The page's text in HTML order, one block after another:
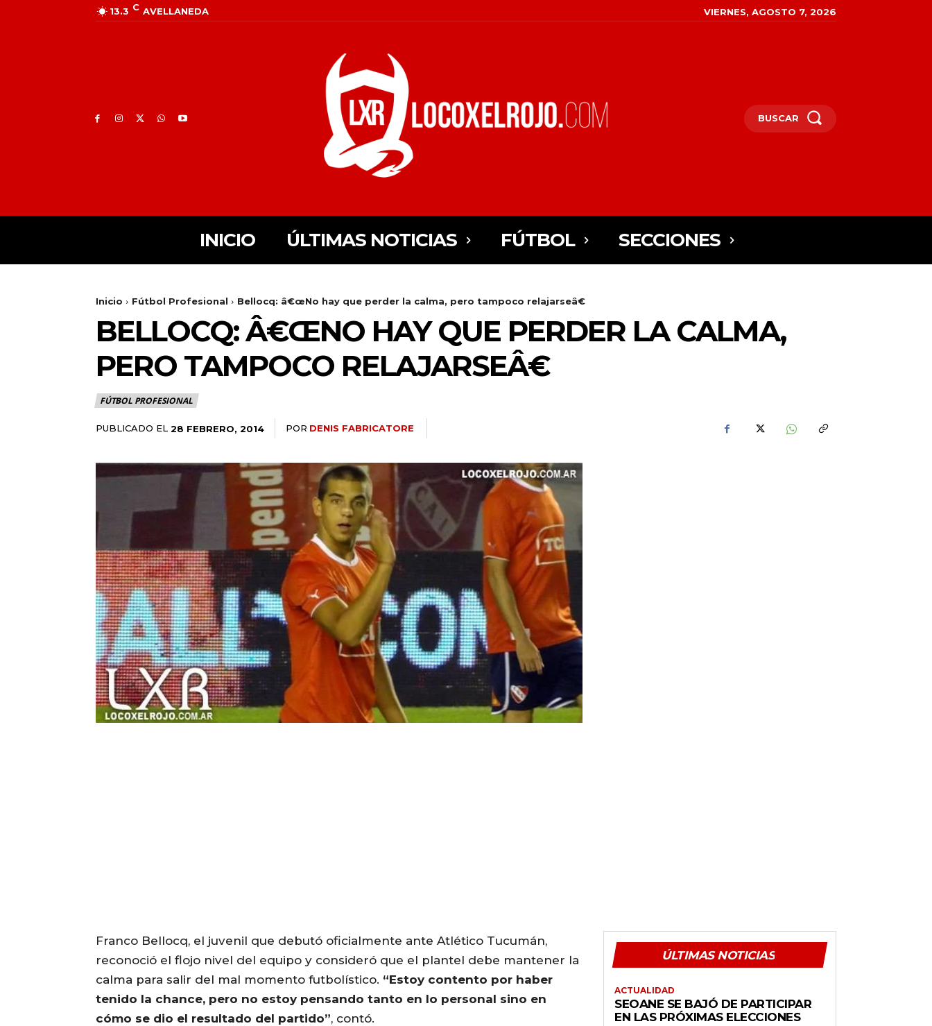
13.3 C AVELLANEDA VIERNES, AGOSTO 7, 2026
BUSCAR
INICIO ÚLTIMAS NOTICIAS FÚTBOL SECCIONES
Inicio Fútbol Profesional Bellocq: â€œNo hay que perder la calma, pero tampoco relajarseâ€
BELLOCQ: Â€ŒNO HAY QUE PERDER LA CALMA,
PERO TAMPOCO RELAJARSEÂ€
FÚTBOL PROFESIONAL
PUBLICADO EL 28 FEBRERO, 2014 POR DENIS FABRICATORE
Franco Bellocq, el juvenil que debutó oficialmente ante Atlético Tucumán,
reconoció el flojo nivel del equipo y consideró que el plantel debe mantener la
calma para salir del mal momento futbolístico. “Estoy contento por haber
tenido la chance, pero no estoy pensando tanto en lo personal sino en
cómo se dio el resultado del partido”, contó.
ÚLTIMAS NOTICIAS
ACTUALIDAD
SEOANE SE BAJÓ DE PARTICIPAR
EN LAS PRÓXIMAS ELECCIONES